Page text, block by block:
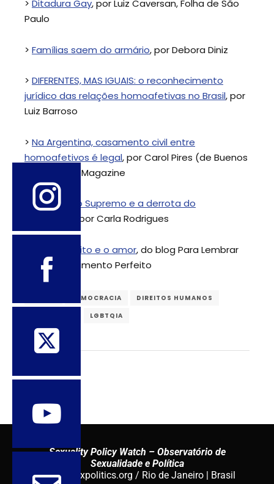
> Ditadura Gay, por Luiz Caversan, Folha de São
Paulo
> Famílias saem do armário, por Debora Diniz
> DIFERENTES, MAS IGUAIS: o reconhecimento
jurídico das relações homoafetivas no Brasil, por
Luiz Barroso
> Na Argentina, casamento civil entre
homoafetivos é legal, por Carol Pires (de Buenos
Aires), Terra Magazine
A vitória no Supremo e a derrota do
, por Carla Rodrigues
A lei, o direito e o amor, do blog Para Lembrar
de Um Casamento Perfeito
DEMOCRACIA
DIREITOS HUMANOS
LGBTQIA
Sexuality Policy Watch – Observatório de
Sexualidade e Política
admin@sxpolitics.org / Rio de Janeiro | Brasil